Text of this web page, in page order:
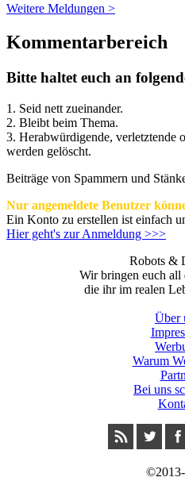
Weitere Meldungen >
Kommentarbereich
Bitte haltet euch an
1. Seid nett zueinander.
2. Bleibt beim Thema.
3. Herabwürdigende, verletztende
werden gelöscht.
Beiträge von Spammern und
Nur angemeldete Benutzer
Ein Konto zu erstellen ist einfach
Hier geht's zur Anmeldung >>>
Robots &
Wir bringen euch all
die ihr im realen
Über
Warum
Bei uns